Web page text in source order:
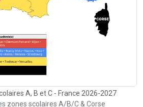
A, B et C - France 2026-2027
zones scolaires A/B/C & Corse